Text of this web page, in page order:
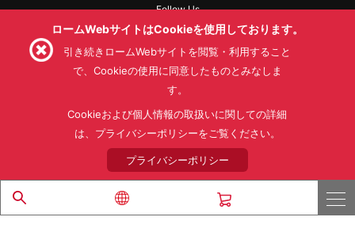
Follow Us
利用目的
プライバシーポリシー
サイトマップ
ローム製品の販売に関する標準契約条件書(PDF)
© 1997 - 2026 ROHM CO., LTD. ALL RIGHTS RESERVED.
ロームWebサイトはCookieを使用しております。
引き続きロームWebサイトを閲覧・利用すること
で、Cookieの使用に同意したものとみなしま
す。
Cookieおよび個人情報の取扱いに関しての詳細
は、プライバシーポリシーをご覧ください。
プライバシーポリシー